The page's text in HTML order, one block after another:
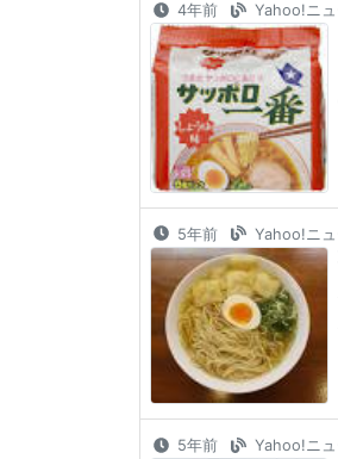
4年前 Yahoo!ニュ
5年前 Yahoo!ニュ
5年前 Yahoo!ニュ